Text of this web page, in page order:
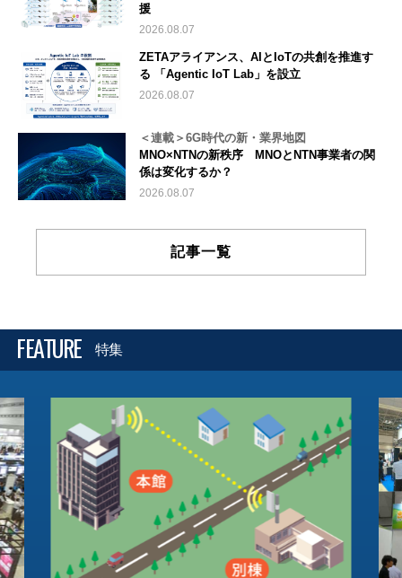
援
2026.08.07
ZETAアライアンス、AIとIoTの共創を推進す
る 「Agentic IoT Lab」を設立
2026.08.07
＜連載＞6G時代の新・業界地図
MNO×NTNの新秩序 MNOとNTN事業者の関
係は変化するか？
2026.08.07
記事一覧
FEATURE 特集